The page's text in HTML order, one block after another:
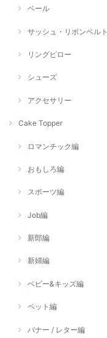
ベール
サッシュ・リボンベルト
リングピロー
シューズ
アクセサリー
Cake Topper
ロマンチック編
おもしろ編
スポーツ編
Job編
新郎編
新婦編
ベビー&キッズ編
ペット編
バナー / レター編